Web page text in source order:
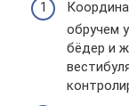
обручем
бёдер и